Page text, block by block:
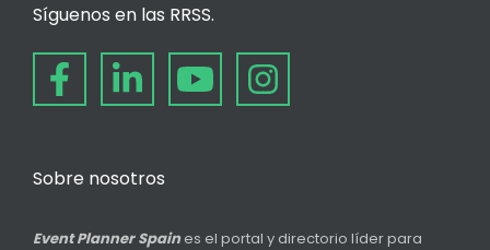
Síguenos en las RRSS.
Sobre nosotros
Event Planner Spain es el portal y directorio líder para